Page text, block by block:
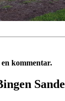
kommentar.
Sande